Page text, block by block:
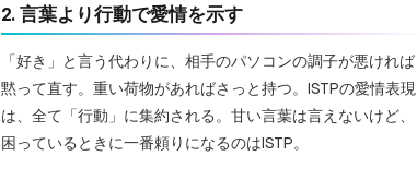
2. 言葉より行動で愛情を示す
「好き」と言う代わりに、相手のパソコンの調子が悪ければ
黙って直す。重い荷物があればさっと持つ。ISTPの愛情表現
は、全て「行動」に集約される。甘い言葉は言えないけど、
困っているときに一番頼りになるのはISTP。